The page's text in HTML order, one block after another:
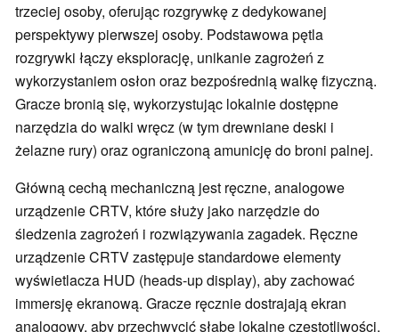
trzeciej osoby, oferując rozgrywkę z dedykowanej
perspektywy pierwszej osoby. Podstawowa pętla
rozgrywki łączy eksplorację, unikanie zagrożeń z
wykorzystaniem osłon oraz bezpośrednią walkę fizyczną.
Gracze bronią się, wykorzystując lokalnie dostępne
narzędzia do walki wręcz (w tym drewniane deski i
żelazne rury) oraz ograniczoną amunicję do broni palnej.
Główną cechą mechaniczną jest ręczne, analogowe
urządzenie CRTV, które służy jako narzędzie do
śledzenia zagrożeń i rozwiązywania zagadek. Ręczne
urządzenie CRTV zastępuje standardowe elementy
wyświetlacza HUD (heads-up display), aby zachować
immersję ekranową. Gracze ręcznie dostrajają ekran
analogowy, aby przechwycić słabe lokalne częstotliwości,